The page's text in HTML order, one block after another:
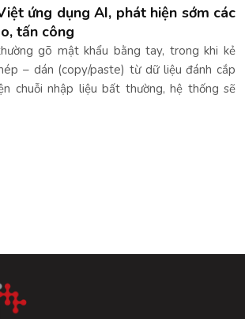
ứng dụng AI, phát hiện sớm các
tấn công
gõ mật khẩu bằng tay, trong khi kẻ
– dán (copy/paste) từ dữ liệu đánh cắp
chuỗi nhập liệu bất thường, hệ thống sẽ